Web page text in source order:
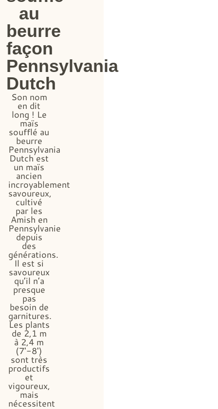
au
beurre
façon
Pennsylvania
Dutch
Son nom
en dit
long ! Le
maïs
soufflé au
beurre
Pennsylvania
Dutch est
un maïs
ancien
incroyablement
savoureux,
cultivé
par les
Amish en
Pennsylvanie
depuis
des
générations.
Il est si
savoureux
qu’il n’a
presque
pas
besoin de
garnitures.
Les plants
de 2,1 m
à 2,4 m
(7′-8′)
sont très
productifs
et
vigoureux,
mais
nécessitent